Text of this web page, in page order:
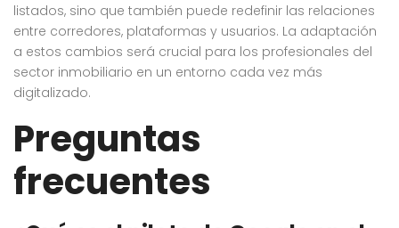
listados, sino que también puede redefinir las relaciones
entre corredores, plataformas y usuarios. La adaptación
a estos cambios será crucial para los profesionales del
sector inmobiliario en un entorno cada vez más
digitalizado.
Preguntas
frecuentes